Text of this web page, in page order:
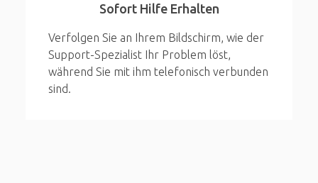
Sofort Hilfe Erhalten
Verfolgen Sie an Ihrem Bildschirm, wie der
Support-Spezialist Ihr Problem löst,
während Sie mit ihm telefonisch verbunden
sind.